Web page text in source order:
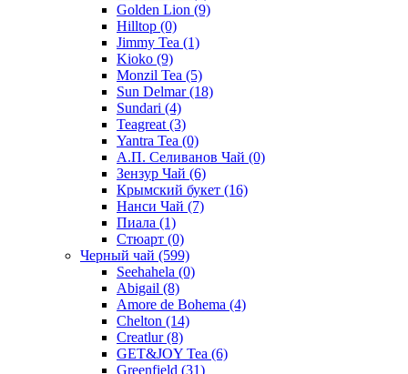
Golden Lion (9)
Hilltop (0)
Jimmy Tea (1)
Kioko (9)
Monzil Tea (5)
Sun Delmar(18)
Sundari (4)
Teagreat (3)
Yantra Tea (0)
А.П. Селиванов Чай (0)
Зензур Чай (6)
Крымский букет (16)
Нанси Чай (7)
Пиала (1)
Стюарт (0)
Черный чай (599)
Seehahela (0)
Abigail (8)
Amore de Bohema (4)
Chelton (14)
Creatlur(8)
GET&JOY Tea (6)
Greenfield (31)